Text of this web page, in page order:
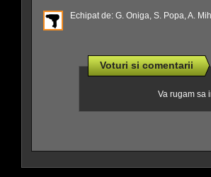
Echipat de: G. Oniga, S. Popa, A.
Voturi si comentarii
Va rugam sa